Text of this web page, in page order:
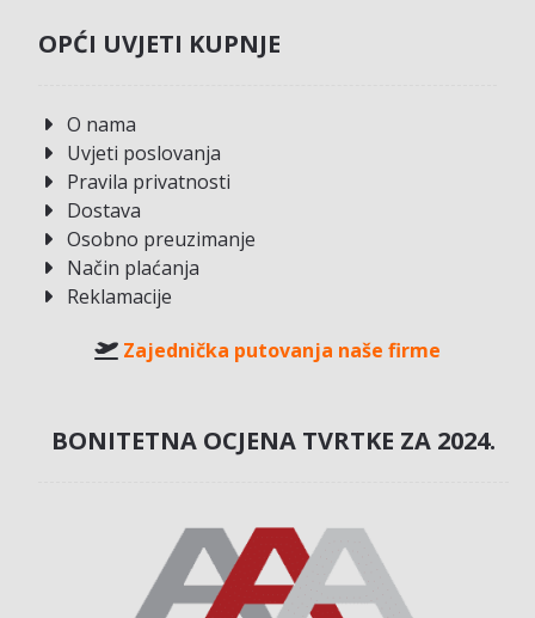
OPĆI UVJETI KUPNJE
O nama
Uvjeti poslovanja
Pravila privatnosti
Dostava
Osobno preuzimanje
Način plaćanja
Reklamacije
Zajednička putovanja naše firme
BONITETNA OCJENA TVRTKE ZA 2024.